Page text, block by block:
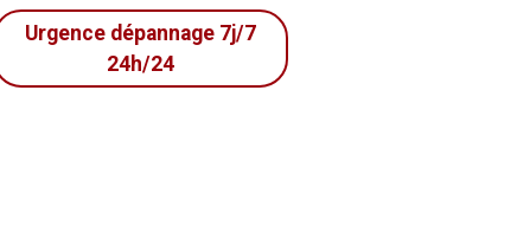
Urgence dépannage 7j/7
24h/24